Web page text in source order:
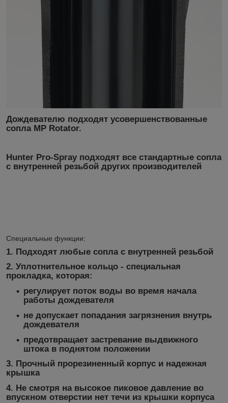
Дождевателю подходят усовершенствованные
сопла MP Rotator.
Hunter Pro-Spray подходят все стандартные сопла
с внутренней резьбой других производителей
Специальные функции:
1. Подходят любые сопла с внутренней резьбой
2. Уплотнительное кольцо - специальная
прокладка, которая:
регулирует поток воды во время начала
работы дождевателя
не допускает попадания загрязнения внутрь
дождевателя
предотвращает застревание выдвижного
штока в поднятом положении
3. Прочный прорезиненный корпус и надежная
крышка
4. Не смотря на высокое пиковое давление во
впускном отверстии нет течи из крышки корпуса